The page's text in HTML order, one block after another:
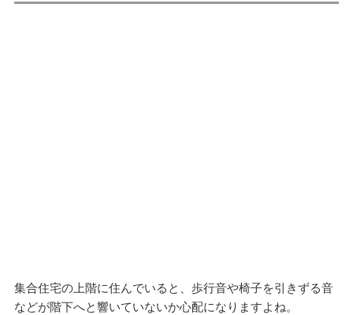
集合住宅の上階に住んでいると、歩行音や椅子を引きずる音
などが階下へと響いていないか心配になりますよね。